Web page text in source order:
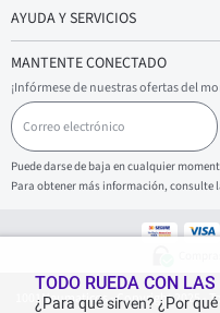
AYUDA Y SERVICIOS
MANTENTE CONECTADO
¡Infórmese de nuestras ofertas del
C
o
r
r
e
o
l
Puede darse de baja en cualquier
Para obtener más información, consulte
1001Neumaticos - Copyright 2025 -
TODO RUEDA CON
¿Para qué sirven? ¿Por